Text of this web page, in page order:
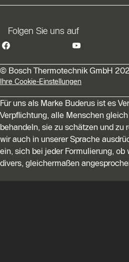
Folgen Sie uns auf
© Bosch Thermotechnik GmbH
Ihre Cookie-Einstellungen
Für uns als Marke Buderus ist es
Verpflichtung, alle Menschen
behandeln, sie zu schätzen und zu
wir auch in unserer Sprache
ein, sich bei jeder Formulierung,
divers, gleichermaßen